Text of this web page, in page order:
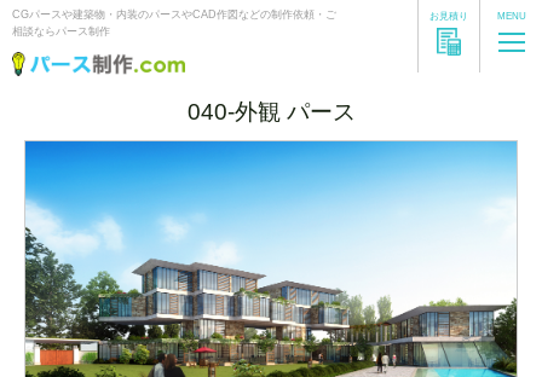
CGパースや建築物・内装のパースやCAD作図などの制作依頼・ご
相談ならパース制作
お見積り MENU
040-外観 パース